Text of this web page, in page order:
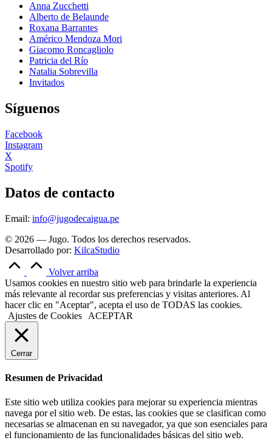
Anna Zucchetti
Alberto de Belaunde
Roxana Barrantes
Américo Mendoza Mori
Giacomo Roncagliolo
Patricia del Río
Natalia Sobrevilla
Invitados
Síguenos
Facebook
Instagram
X
Spotify
Datos de contacto
Email: info@jugodecaigua.pe
© 2026 — Jugo. Todos los derechos reservados.
Desarrollado por: KilcaStudio
Volver arriba
Usamos cookies en nuestro sitio web para brindarle la experiencia
más relevante al recordar sus preferencias y visitas anteriores. Al
hacer clic en "Aceptar", acepta el uso de TODAS las cookies.
Ajustes de Cookies
ACEPTAR
Cerrar
Resumen de Privacidad
Este sitio web utiliza cookies para mejorar su experiencia mientras
navega por el sitio web. De estas, las cookies que se clasifican como
necesarias se almacenan en su navegador, ya que son esenciales para
el funcionamiento de las funcionalidades básicas del sitio web.